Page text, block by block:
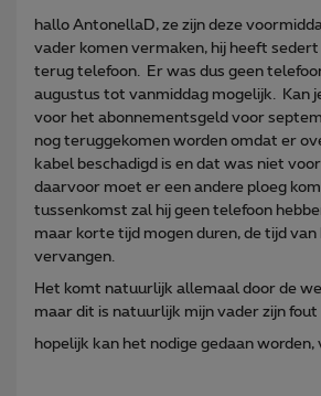
hallo AntonellaD, ze zijn deze
vader komen vermaken, hij heeft
terug telefoon. Er was dus geen
augustus tot vanmiddag mogelijk. Kan
voor het abonnementsgeld voor
nog teruggekomen worden omdat er
kabel beschadigd is en dat was niet
daarvoor moet er een andere ploeg
tussenkomst zal hij geen telefoon
maar korte tijd mogen duren, de tijd
vervangen.
Het komt natuurlijk allemaal door de
maar dit is natuurlijk mijn vader zijn fout
hopelijk kan het nodige gedaan